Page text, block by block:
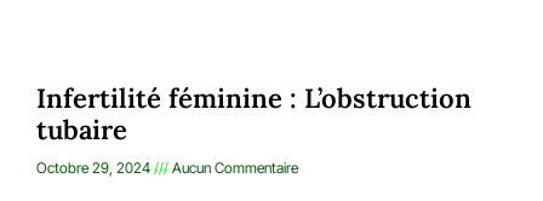
Infertilité féminine : L’obstruction
tubaire
Octobre 29, 2024 Aucun Commentaire